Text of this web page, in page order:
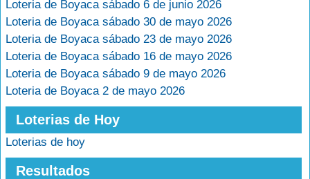
Loteria de Boyaca sábado 6 de junio 2026
Loteria de Boyaca sábado 30 de mayo 2026
Loteria de Boyaca sábado 23 de mayo 2026
Loteria de Boyaca sábado 16 de mayo 2026
Loteria de Boyaca sábado 9 de mayo 2026
Loteria de Boyaca 2 de mayo 2026
Loterias de Hoy
Loterias de hoy
Resultados